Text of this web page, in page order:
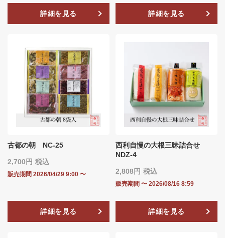
詳細を見る 詳細を見る
古都の朝 NC-25
2,700 税込
販売期間 2026/04/29 9:00 〜
詳細を見る
西利自慢の大根三昧詰合せ
NDZ-4
2,808 税込
販売期間 〜 2026/08/16 8:59
詳細を見る